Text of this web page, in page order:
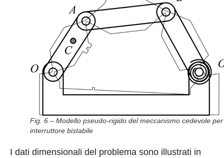
Fig. 6 – Modello pseudo-rigido del meccanismo cedevole per
interruttore bistabile
I dati dimensionali del problema sono illustrati in